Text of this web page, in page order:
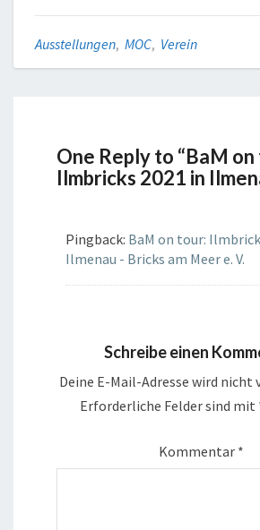
Ausstellungen, MOC, Verein
One Reply to “BaM
Ilmbricks 2021 in
Pingback: BaM on tour:
Ilmenau - Bricks am Meer e. V.
Schreibe einen
Deine E-Mail-Adresse wird
Erforderliche Felder sind mit
Kommentar *